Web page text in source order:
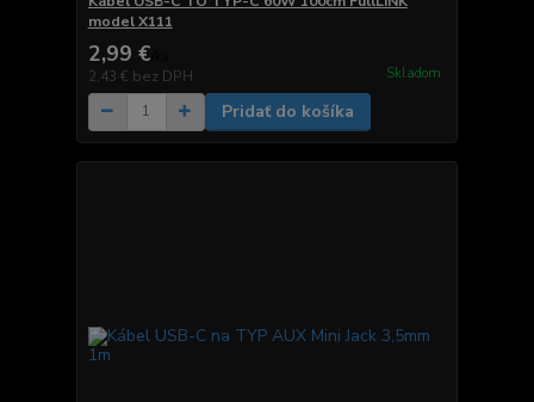
model X111
2,99 €
2,43 € bez DPH Skladom
Pridať do košíka